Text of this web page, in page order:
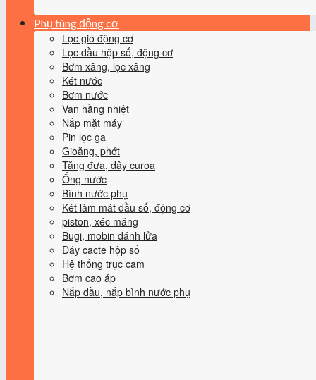
Phụ tùng động cơ
Lọc gió động cơ
Lọc dầu hộp số, động cơ
Bơm xăng, lọc xăng
Két nước
Bơm nước
Van hằng nhiệt
Nắp mặt máy
Pin lọc ga
Gioăng, phớt
Tăng đưa, dây curoa
Ống nước
Bình nước phụ
Két làm mát dầu số, động cơ
piston, xéc măng
Bugi, mobin đánh lửa
Đáy cacte hộp số
Hệ thống trục cam
Bơm cao áp
Nắp dầu, nắp bình nước phụ